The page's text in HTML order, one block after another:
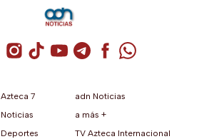
Cuenta de X / Twitter (se abre en una
Cuenta de Instagram (se abre en una
Cuenta de TikTok (se abre en
Cuenta de YouTube (se abre
Cuenta de Telegram (se
Cuenta de
Cuenta de
Azteca 7
Noticias
Deportes
adn Noticias
a más +
TV Azteca Internacional